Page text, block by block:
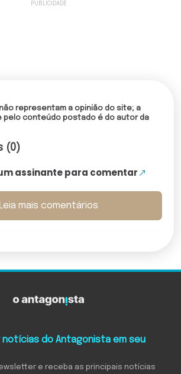
representam a opinião do site; a
pelo conteúdo postado é do autor da
(0)
assinante para comentar
Leia mais comentários
do Antagonista em seu
e receba as principais notícias